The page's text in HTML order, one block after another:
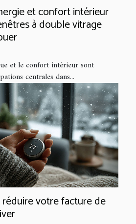
et confort intérieur
à double vitrage
et le confort intérieur sont
centrales dans...
votre facture de